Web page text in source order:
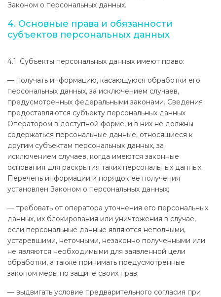
Законом о персональных данных.
4. Основные права и обязанности
субъектов персональных данных
4.1. Субъекты персональных данных имеют право:
— получать информацию, касающуюся обработки его
персональных данных, за исключением случаев,
предусмотренных федеральными законами. Сведения
предоставляются субъекту персональных данных
Оператором в доступной форме, и в них не должны
содержаться персональные данные, относящиеся к
другим субъектам персональных данных, за
исключением случаев, когда имеются законные
основания для раскрытия таких персональных данных.
Перечень информации и порядок ее получения
установлен Законом о персональных данных;
— требовать от оператора уточнения его персональных
данных, их блокирования или уничтожения в случае,
если персональные данные являются неполными,
устаревшими, неточными, незаконно полученными или
не являются необходимыми для заявленной цели
обработки, а также принимать предусмотренные
законом меры по защите своих прав;
— выдвигать условие предварительного согласия при